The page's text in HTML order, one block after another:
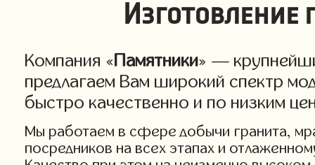
Компания « Памятники» —
предлагаем Вам широкий спектр
быстро качественно и по низким
Мы работаем в сфере добычи гранита,
посредников на всех этапах и